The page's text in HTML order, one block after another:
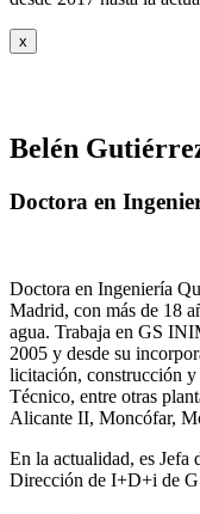
x
Belén
Doctora en
Doctora en Ingeniería
Madrid, con más de 18
agua. Trabaja en GS
2005 y desde su
licitación, construcción y
Técnico, entre otras
Alicante II, Moncófar,
En la actualidad, es Jefa
Dirección de I+D+i de